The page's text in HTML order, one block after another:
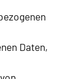
Daten,